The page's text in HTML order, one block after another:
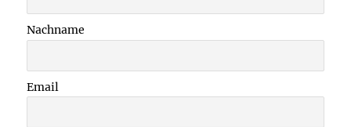
Nachname
Email